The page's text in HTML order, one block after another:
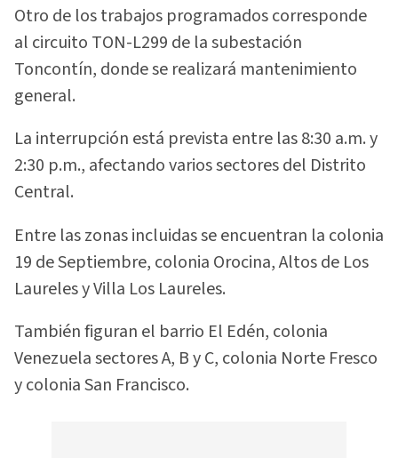
Otro de los trabajos programados corresponde
al circuito TON-L299 de la subestación
Toncontín, donde se realizará mantenimiento
general.
La interrupción está prevista entre las 8:30 a.m. y
2:30 p.m., afectando varios sectores del Distrito
Central.
Entre las zonas incluidas se encuentran la colonia
19 de Septiembre, colonia Orocina, Altos de Los
Laureles y Villa Los Laureles.
También figuran el barrio El Edén, colonia
Venezuela sectores A, B y C, colonia Norte Fresco
y colonia San Francisco.